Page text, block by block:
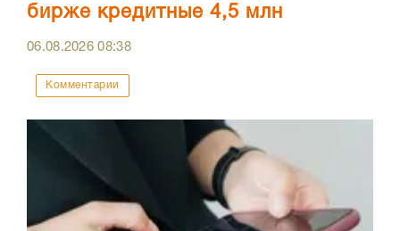
бирже кредитные 4,5 млн
06.08.202608:38
Комментарии